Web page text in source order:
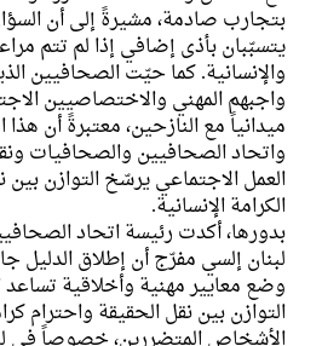
بتجارب صادمة، مشيرةً إلى أن
يتسبّبان بأذى إضافي إذا لم تتم
والإنسانية. كما حيّت الصحافيين
واجبهم المهني والاختصاصيين
ميدانياً مع النازحين، معتبرةً أن هذا
واتحاد الصحافيين والصحافيات
العمل الاجتماعي يرسّخ التوازن
الكرامة الإنسانية.
بدورها، أكدت رئيسة اتحاد
لبنان إلسي مفرّج أن إطلاق الدليل
وضع معايير مهنية وأخلاقية
التوازن بين نقل الحقيقة